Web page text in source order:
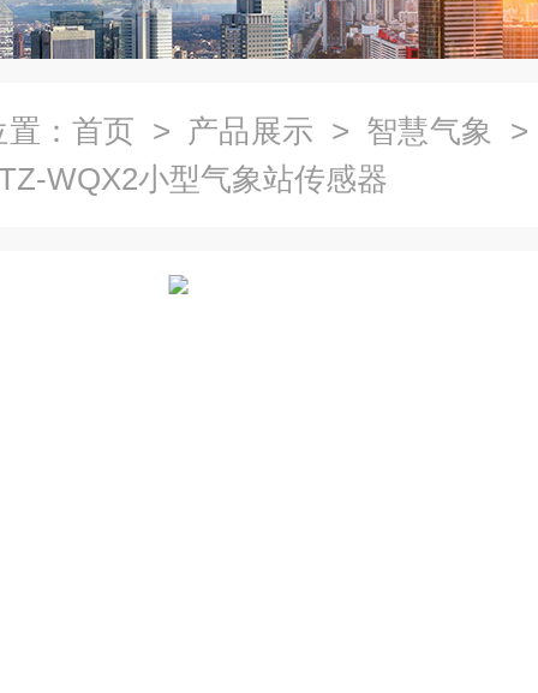
： 首页 > 产品展示 > 智慧气象
WQX2小型气象站传感器